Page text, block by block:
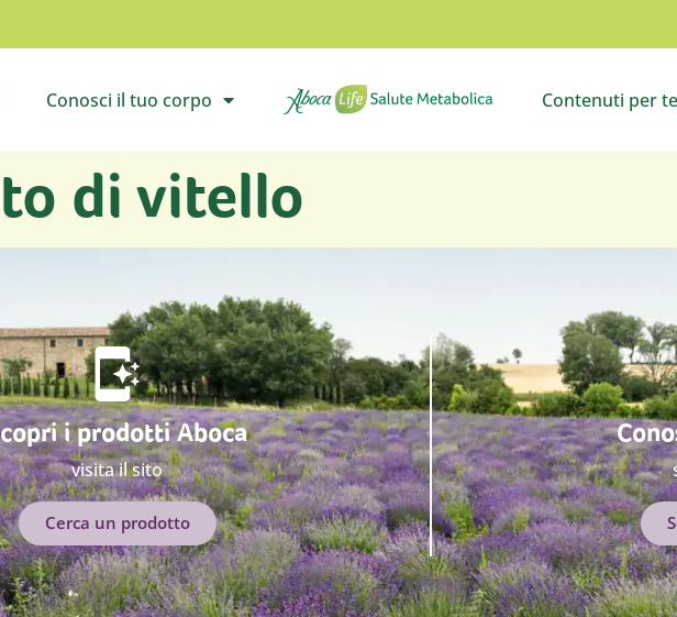
Apri il sottomenù
Conosci il tuo corpo Vai all’homepage Apri il
Contenuti per te
di vitello
i prodotti Aboca
visita il sito
Cerca un prodotto